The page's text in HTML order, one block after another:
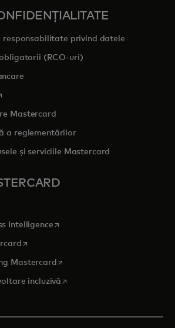
privind datele
(RCO-uri)
in a new tab
Mastercard
a reglementărilor
și serviciile Mastercard
in a new tab
Intelligenceopens in a new tab
opens in a new tab
Mastercardopens in a new tab
incluzivă opens in a new tab